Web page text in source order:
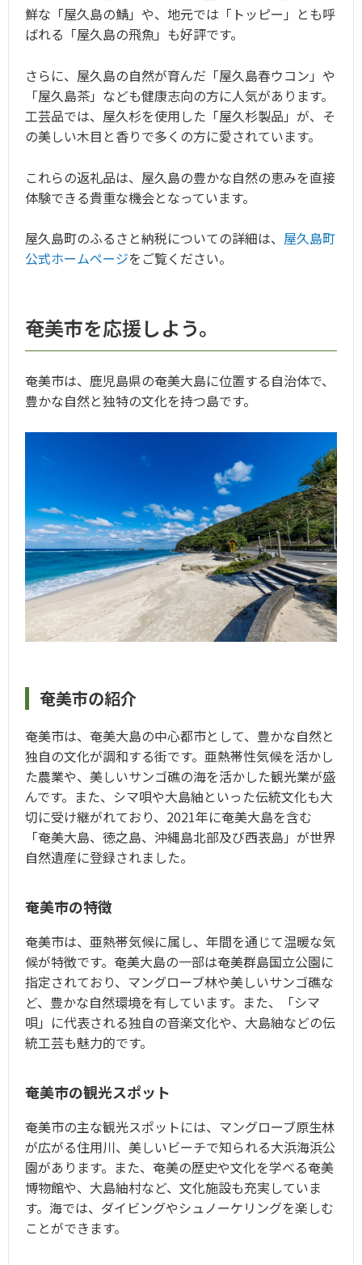
鮮な「屋久島の鯖」や、地元では「トッピー」とも呼
ばれる「屋久島の飛魚」も好評です。
さらに、屋久島の自然が育んだ「屋久島春ウコン」や
「屋久島茶」なども健康志向の方に人気があります。
工芸品では、屋久杉を使用した「屋久杉製品」が、そ
の美しい木目と香りで多くの方に愛されています。
これらの返礼品は、屋久島の豊かな自然の恵みを直接
体験できる貴重な機会となっています。
屋久島町のふるさと納税についての詳細は、 屋久島町
公式ホームページをご覧ください。
奄美市を応援しよう。
奄美市は、鹿児島県の奄美大島に位置する自治体で、
豊かな自然と独特の文化を持つ島です。
奄美市の紹介
奄美市は、奄美大島の中心都市として、豊かな自然と
独自の文化が調和する街です。亜熱帯性気候を活かし
た農業や、美しいサンゴ礁の海を活かした観光業が盛
んです。また、シマ唄や大島紬といった伝統文化も大
切に受け継がれており、2021年に奄美大島を含む
「奄美大島、徳之島、沖縄島北部及び西表島」が世界
自然遺産に登録されました。
奄美市の特徴
奄美市は、亜熱帯気候に属し、年間を通じて温暖な気
候が特徴です。奄美大島の一部は奄美群島国立公園に
指定されており、マングローブ林や美しいサンゴ礁な
ど、豊かな自然環境を有しています。また、「シマ
唄」に代表される独自の音楽文化や、大島紬などの伝
統工芸も魅力的です。
奄美市の観光スポット
奄美市の主な観光スポットには、マングローブ原生林
が広がる住用川、美しいビーチで知られる大浜海浜公
園があります。また、奄美の歴史や文化を学べる奄美
博物館や、大島紬村など、文化施設も充実していま
す。海では、ダイビングやシュノーケリングを楽しむ
ことができます。